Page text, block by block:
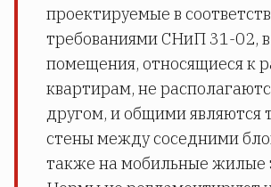
проектируемые в
требованиями СНиП 31-02,
помещения, относящиеся к
квартирам, не
другом, и общими являются
стены между соседними
также на мобильные жилые